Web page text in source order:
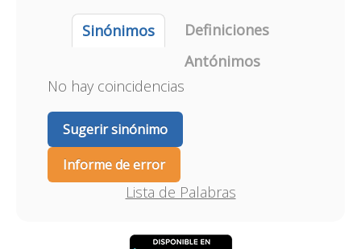
Sinónimos
Definiciones
Antónimos
No hay coincidencias
Sugerir sinónimo
Informe de error
Lista de Palabras